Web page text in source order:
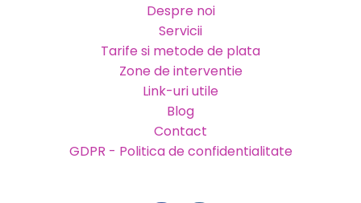
Despre noi
Servicii
Tarife si metode de plata
Zone de interventie
Link-uri utile
Blog
Contact
GDPR - Politica de confidentialitate